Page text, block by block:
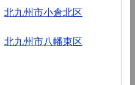
北九州市小倉北区
北九州市八幡東区